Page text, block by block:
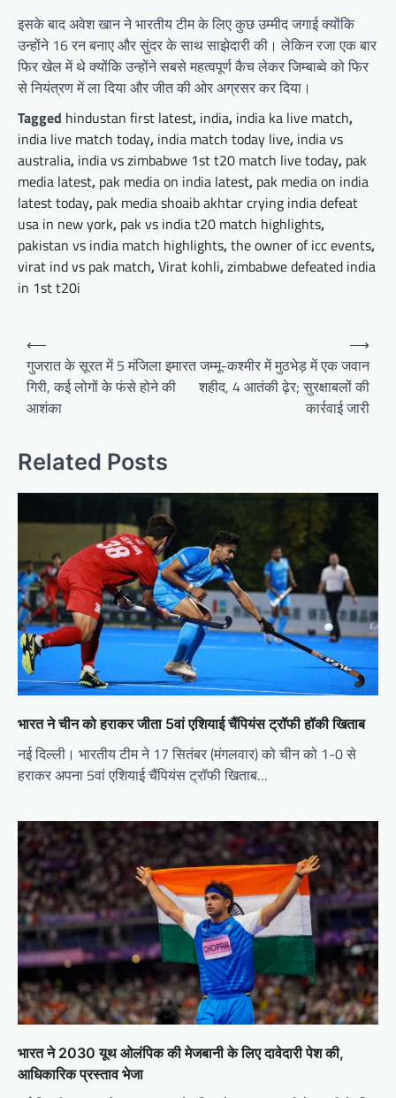
इसके बाद अवेश खान ने भारतीय टीम के लिए कुछ उम्मीद जगाई क्योंकि
उन्होंने 16 रन बनाए और सुंदर के साथ साझेदारी की। लेकिन रजा एक बार
फिर खेल में थे क्योंकि उन्होंने सबसे महत्वपूर्ण कैच लेकर जिम्बाब्वे को फिर
से नियंत्रण में ला दिया और जीत की ओर अग्रसर कर दिया।
Tagged hindustan first latest, india, india ka live match,
india live match today, india match today live, india vs
australia, india vs zimbabwe 1st t20 match live today, pak
media latest, pak media on india latest, pak media on india
latest today, pak media shoaib akhtar crying india defeat
usa in new york, pak vs india t20 match highlights,
pakistan vs india match highlights,the owner of icc events,
virat ind vs pak match,Virat kohli,zimbabwe defeated india
in 1st t20i
Post
navigation
⟵
गुजरात के सूरत में 5 मंजिला इमारत
गिरी, कई लोगों के फंसे होने की
आशंका
जम्मू-कश्मीर में मुठभेड़ में एक जवान
शहीद, 4 आतंकी ढ़ेर; सुरक्षाबलों की
कार्रवाई जारी
⟶
Related Posts
भारत ने चीन को हराकर जीता 5वां एशियाई चैंपियंस ट्रॉफी हॉकी खिताब
नई दिल्ली। भारतीय टीम ने 17 सितंबर (मंगलवार) को चीन को 1-0 से
हराकर अपना 5वां एशियाई चैंपियंस ट्रॉफी खिताब…
भारत ने 2030 यूथ ओलंपिक की मेजबानी के लिए दावेदारी पेश की,
आधिकारिक प्रस्ताव भेजा